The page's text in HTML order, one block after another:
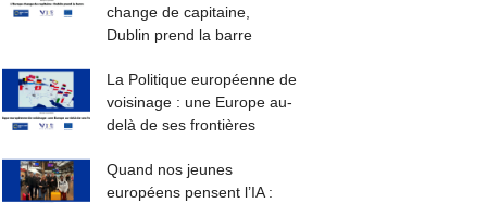
change de capitaine,
Dublin prend la barre
La Politique européenne de
voisinage : une Europe au-
delà de ses frontières
Quand nos jeunes
européens pensent l’IA :